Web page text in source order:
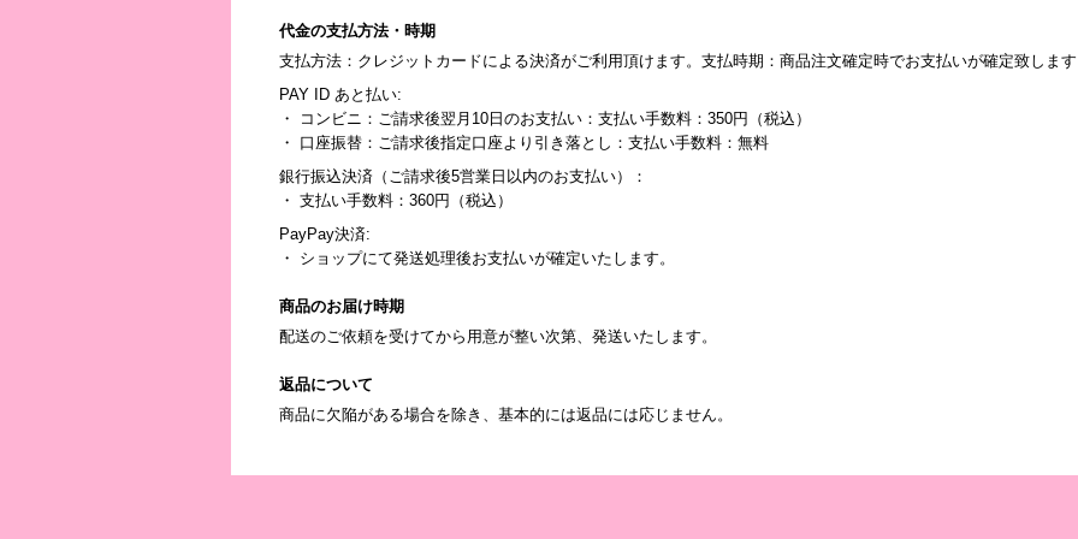
代金の支払方法・時期
支払方法：クレジットカードによる決済がご利用頂けます。支払時期：商品注文確定時でお支払いが確定致しま
PAY ID あと払い:
・ コンビニ：ご請求後翌月10日のお支払い：支払い手数料：350円（税込）
・ 口座振替：ご請求後指定口座より引き落とし：支払い手数料：無料
銀行振込決済（ご請求後5営業日以内のお支払い）：
・ 支払い手数料：360円（税込）
PayPay決済:
・ ショップにて発送処理後お支払いが確定いたします。
商品のお届け時期
配送のご依頼を受けてから用意が整い次第、発送いたします。
返品について
商品に欠陥がある場合を除き、基本的には返品には応じません。